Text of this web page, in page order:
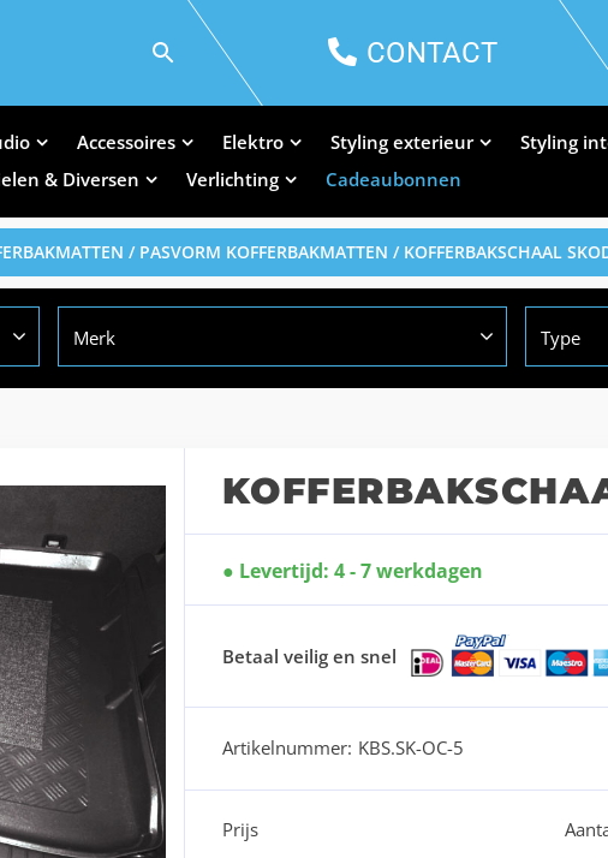
CONTACT
Accessoires Elektro Styling exterieur
Styling
& Diversen
Verlichting Cadeaubonnen
/ PASVORM KOFFERBAKMATTEN / KOFFERBAKSCHAAL
Merk Type
Levertijd: 4 - 7 werkdagen
Betaal veilig en snel
Artikelnummer: KBS.SK-OC-5
Prijs